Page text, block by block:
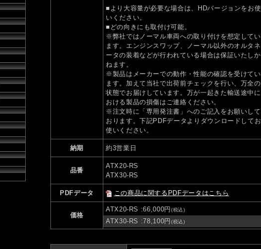
■より大容量が必要な場合は、HDバージョンをお使
いください。
■どの向きにも取付け可能。
※弊社ではノーマル車両への取り付けを想定してい
ます。エンジンスワップ、ノーマル以外のオルタネ
ータの装着などが行われている場合は保証いたしか
ねます。
※製品はメーカーでの動作・性能の確認を受けてい
ます。加えて当社で出荷前チェックを行い、万全の
状態でお届けしています。万が一起きた輸送途中に
おける製品の損傷はご連絡ください。
※注文時に「専用発注書」へのご記入をお願いして
おります。下記PDFデータよりダウンロードしてお
使いください。
納期 約3営業日
品番
ATX20-RS
ATX30-RS
PDFデータ この商品に関するPDFデータはこちら
価格
ATX20-RS :66,000円 (税込)
ATX30-RS :78,100円 (税込)